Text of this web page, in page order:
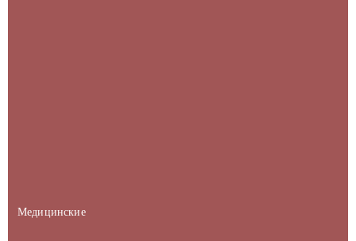
Медицинские